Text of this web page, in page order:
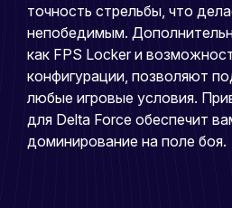
точность стрельбы, что
непобедимым.
как FPS Locker и
конфигурации, позволяют
любые игровые условия.
для Delta Force обеспечит
доминирование на поле боя.